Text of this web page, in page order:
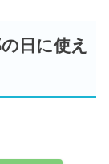
日に使え